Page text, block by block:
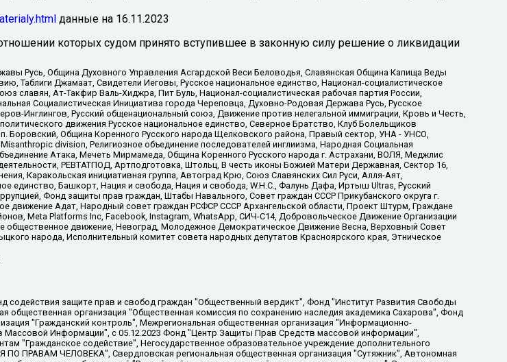
данные на 16.11.2023
которых судом принято вступившее в законную силу решение о ликвидации
Русь, Община Духовного Управления Асгардской Веси Беловодья, Славянская Община Капища Веды
Таблиги Джамаат, Свидетели Иеговы, Русское национальное единство, Национал-социалистическое
славян, Ат-Такфир Валь-Хиджра, Пит Буль, Национал-социалистическая рабочая партия России,
Социалистическая Инициатива города Череповца, Духовно-Родовая Держава Русь, Русское
Инглингов, Русский общенациональный союз, Движение против нелегальной иммиграции, Кровь и Честь,
движения Русское национальное единство, Северное Братство, Клуб Болельщиков
Боровский, Община Коренного Русского народа Щелковского района, Правый сектор, УНА - УНСО,
division, Религиозное объединение последователей инглиизма, Народная Социальная
Атака, Мечеть Мирмамеда, Община Коренного Русского народа г. Астрахани, ВОЛЯ, Меджлис
РЕВТАТПОД, Артподготовка, Штольц, В честь иконы Божией Матери Державная, Сектор 16,
Каракольская инициативная группа, Автоград Крю, Союз Славянских Сил Руси, Алля-Аят,
единство, Башкорт, Нация и свобода, Нация и свобода, W.H.С., Фалунь Дафа, Иртыш Ultras, Русский
Фонд защиты прав граждан, Штабы Навального, Совет граждан СССР Прикубанского округа г.
движение Адат, Народный совет граждан РСФСР СССР Архангельской области, Проект Штурм, Граждане
Meta Platforms Inc, Facebook, Instagram, WhatsApp, СИЧ-С14, Добровольческое Движение Организации
общественное движение, Невоград, Молодежное Демократическое Движение Весна, Верховный Совет
народа, Исполнительный комитет совета народных депутатов Красноярского края, Этническое
2021", Общество с ограниченной ответственностью "Вега 2021", Общество с ограниченной ответственностью "Главный редактор 2021", Общество с ограниченной ответственностью "Ромашки монолит", Важенков Артем Валерьевич, Ивановская областная общественная организация "Центр гендерных исследований", Гурман Юрий Альбертович, Медиапроект "ОВД-Инфо", Егоров Владимир Владимирович, Жилинский Владимир Александрович, Общество с ограниченной ответственностью "ЗП", Иванова София Юрьевна, Карезина Инна Павловна, Кильтау Екатерина Викторовна, Петров Алексей Викторович, Пискунов Сергей Евгеньевич, Смирнов Сергей Сергеевич, Тихонов Михаил Сергеевич, Общество с ограниченной ответственностью "ЖУРНАЛИСТ-ИНОСТРАННЫЙ АГЕНТ", Арапова Галина Юрьевна, Вольтская Татьяна Анатольевна, Американская компания "Mason G.E.S. Anonymous Foundation" (США), являющаяся владельцем интернет-издания https://mnews.world/, Компания "Stichting Bellingcat", зарегистрированная в Нидерландах (дата регистрации 11.07.2018), Захаров Андрей Вячеславович, Клепиковская Екатерина Дмитриевна, Общество с ограниченной ответственностью "МЕМО", Перл Роман Александрович, Симонов Евгений Алексеевич, Соловьева Елена Анатольевна, Сотников Даниил Владимирович, Сурначева Елизавета Дмитриевна, Автономная некоммерческая организация по защите прав человека и информированию населения "Якутия – Наше Мнение", Общество с ограниченной ответственностью "Москоу диджитал медиа", с 26.01.2023 Общество с ограниченной ответственностью "Чайка Белые сады", Ветошкина Валерия Валерьевна, Заговора Максим Александрович, Межрегиональное общественное движение "Российская ЛГБТ - сеть", Оленичев Максим Владимирович, Павлов Иван Юрьевич, Скворцова Елена Сергеевна, Общество с ограниченной ответственностью "Как бы инагент", Кочетков Игорь Викторович, Общество с ограниченной ответственностью "Честные выборы", Еланчик Олег Александрович, Общество с ограниченной ответственностью "Нобелевский призыв", Гималова Регина Эмилевна, Григорьев Андрей Валерьевич, Григорьева Алина Александровна, Ассоциация по содействию защите прав призывников, альтернативнослужащих и военнослужащих "Правозащитная группа "Гражданин.Армия.Право", Хисамова Регина Фаритовна, Автономная некоммерческая организация по реализации социально-правовых программ "Лилит", Дальневосточное общественное движение "Маяк", Санкт-Петербургская ЛГБТ-инициативная группа "Выход", Инициативная группа ЛГБТ+ "Реверс", Алексеев Андрей Викторович, Бекбулатова Таисия Львовна, Беляев Иван Михайлович, Владыкина Елена Сергеевна, Гельман Марат Александрович, Никульшина Вероника Юрьевна, Толоконникова Надежда Андреевна, Шендерович Виктор Анатольевич, Общество с ограниченной ответственностью "Данное сообщение", Общество с ограниченной ответственностью Издательский дом "Новая глава", Айнбиндер Александра Александровна, Московский комьюнити-центр для ЛГБТ+инициатив, Благотворительный фонд развития филантропии, Deutsche Welle (Германия, Kurt-Schumacher-Strasse 3, 53113 Bonn), Борзунова Мария Михайловна, Воробьев Виктор Викторович, Голубева Анна Львовна, Константинова Алла Михайловна, Малкова Ирина Владимировна, Мурадов Мурад Абдулгалимович, Осетинская Елизавета Николаевна, Понасенков Евгений Николаевич, Ганапольский Матвей Юрьевич, Киселев Евгений Алексеевич, Борухович Ирина Григорьевна, Дремин Иван Тимофеевич, Дубровский Дмитрий Викторович, Красноярская региональная общественная организация поддержки и развития альтернативных образовательных технологий и межкультурных коммуникаций "ИНТЕРРА", Маяковская Екатерина Алексеевна, Фейгин Марк Захарович, Филимонов Андрей Викторович, Дзугкоева Регина Николаевна, Доброхотов Роман Александрович, Дудь Юрий Александрович, Елкин Сергей Владимирович, Кругликов Кирилл Игоревич, Сабунаева Мария Леонидовна, Семенов Алексей Владимирович, Шаинян Карен Багратович, Шульман Екатерина Михайловна, Асафьев Артур Валерьевич, Вахштайн Виктор Семенович, Венедиктов Алексей Алексеевич, Лушникова Екатерина Евгеньевна, Волков Леонид Михайлович, Невзоров Александр Глебович, Пархоменко Сергей Борисович, Сироткин Ярослав Николаевич, Кара-Мурза Владимир Владимирович, Баранова Наталья Владимировна, Гозман Леонид Яковлевич, Кагарлицкий Борис Юльевич, Климарев Михаил Валерьевич, Милов Владимир Станиславович, Автономная некоммерческая организация Краснодарский центр современного искусства "Типография", Моргенштерн Алишер Тагирович, Соболь Любовь Эдуардовна, Общество с ограниченной ответственностью "ЛИЗА НОРМ", Каспаров Гарри Кимович, Ходорковский Михаил Борисович, Общество с ограниченной ответственностью "Апрельские тезисы", Данилович Ирина Брониславовна, Кашин Олег Владимирович, Петров Николай Владимирович, Пивоваров Алексей Владимирович, Соколов Михаил Владимирович, Цветкова Юлия Владимировна, Чичваркин Евгений Александрович, Комитет против пыток/Команда против пыток, Общество с ограниченной ответственностью "Первый научный", Общество с ограниченной ответственностью "Вертолет и ко", Белоцерковская Вероника Борисовна, Кац Максим Евгеньевич, Лазарева Татьяна Юрьевна, Шаведдинов Руслан Табризович, Яшин Илья Валерьевич, Общество с ограниченной ответственностью "Иноагент ААВ", Алешковский Дмитрий Петрович, Альбац Евгения Марковна, Быков Дмитрий Львович, Галямина Юлия Евгеньевна, Лойко Сергей Леонидович, Мартынов Кирилл Константинович, Медведев Сергей Александрович, Крашенинников Федор Геннадиевич, Гордеева Катерина Вл